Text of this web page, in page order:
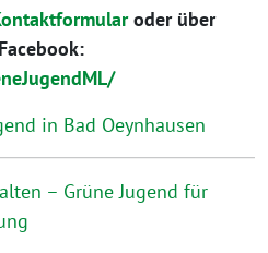
oder über
in Bad Oeynhausen
– Grüne Jugend für